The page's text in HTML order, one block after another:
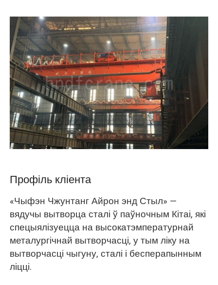
Профіль кліента
«Чыфэн Чжунтанг Айрон энд Стыл» —
вядучы вытворца сталі ў паўночным Кітаі, які
спецыялізуецца на высокатэмпературнай
металургічнай вытворчасці, у тым ліку на
вытворчасці чыгуну, сталі і бесперапынным
ліцці.
Čeština
Kiswahili
Dansk
Norsk
O‘zbekcha